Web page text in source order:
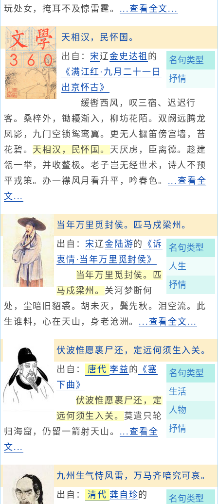
玩处女，掩耳不及惊雷霆。 ...查看全文...
天相汉，民怀国。
名句类型
抒情
出自：宋辽金 史达祖 的
《满江红·九月二十一日
出京怀古》
缓辔西风，叹三宿、迟迟行
客。桑梓外，锄耰渐入，柳坊花陌。双阙远腾龙
凤影，九门空锁鸳鸾翼。更无人擫笛傍宫墙，苔
花碧。 天相汉，民怀国。 天厌虏，臣离德。趁建
瓴一举，并收鳌极。老子岂无经世术，诗人不预
平戎策。办一襟风月看升平，吟春色。 ...查看全
文...
当年万里觅封侯。匹马戍梁州。
名句类型
人生
抒情
出自：宋辽金 陆游的 《诉
衷情·当年万里觅封侯》
当年万里觅封侯。匹
马戍梁州。 关河梦断何
处，尘暗旧貂裘。胡未灭，鬓先秋。泪空流。此
生谁料，心在天山，身老沧洲。 ...查看全文...
伏波惟愿裹尸还，定远何须生入关。
名句类型
生活
人物
抒情
出自： 唐代 李益 的 《塞
下曲》
伏波惟愿裹尸还，定
远何须生入关。 莫遣只轮
归海窟，仍留一箭射天山。 ...查看全
文...
九州生气恃风雷，万马齐喑究可哀。
名句类型
出自： 清代 龚自珍的